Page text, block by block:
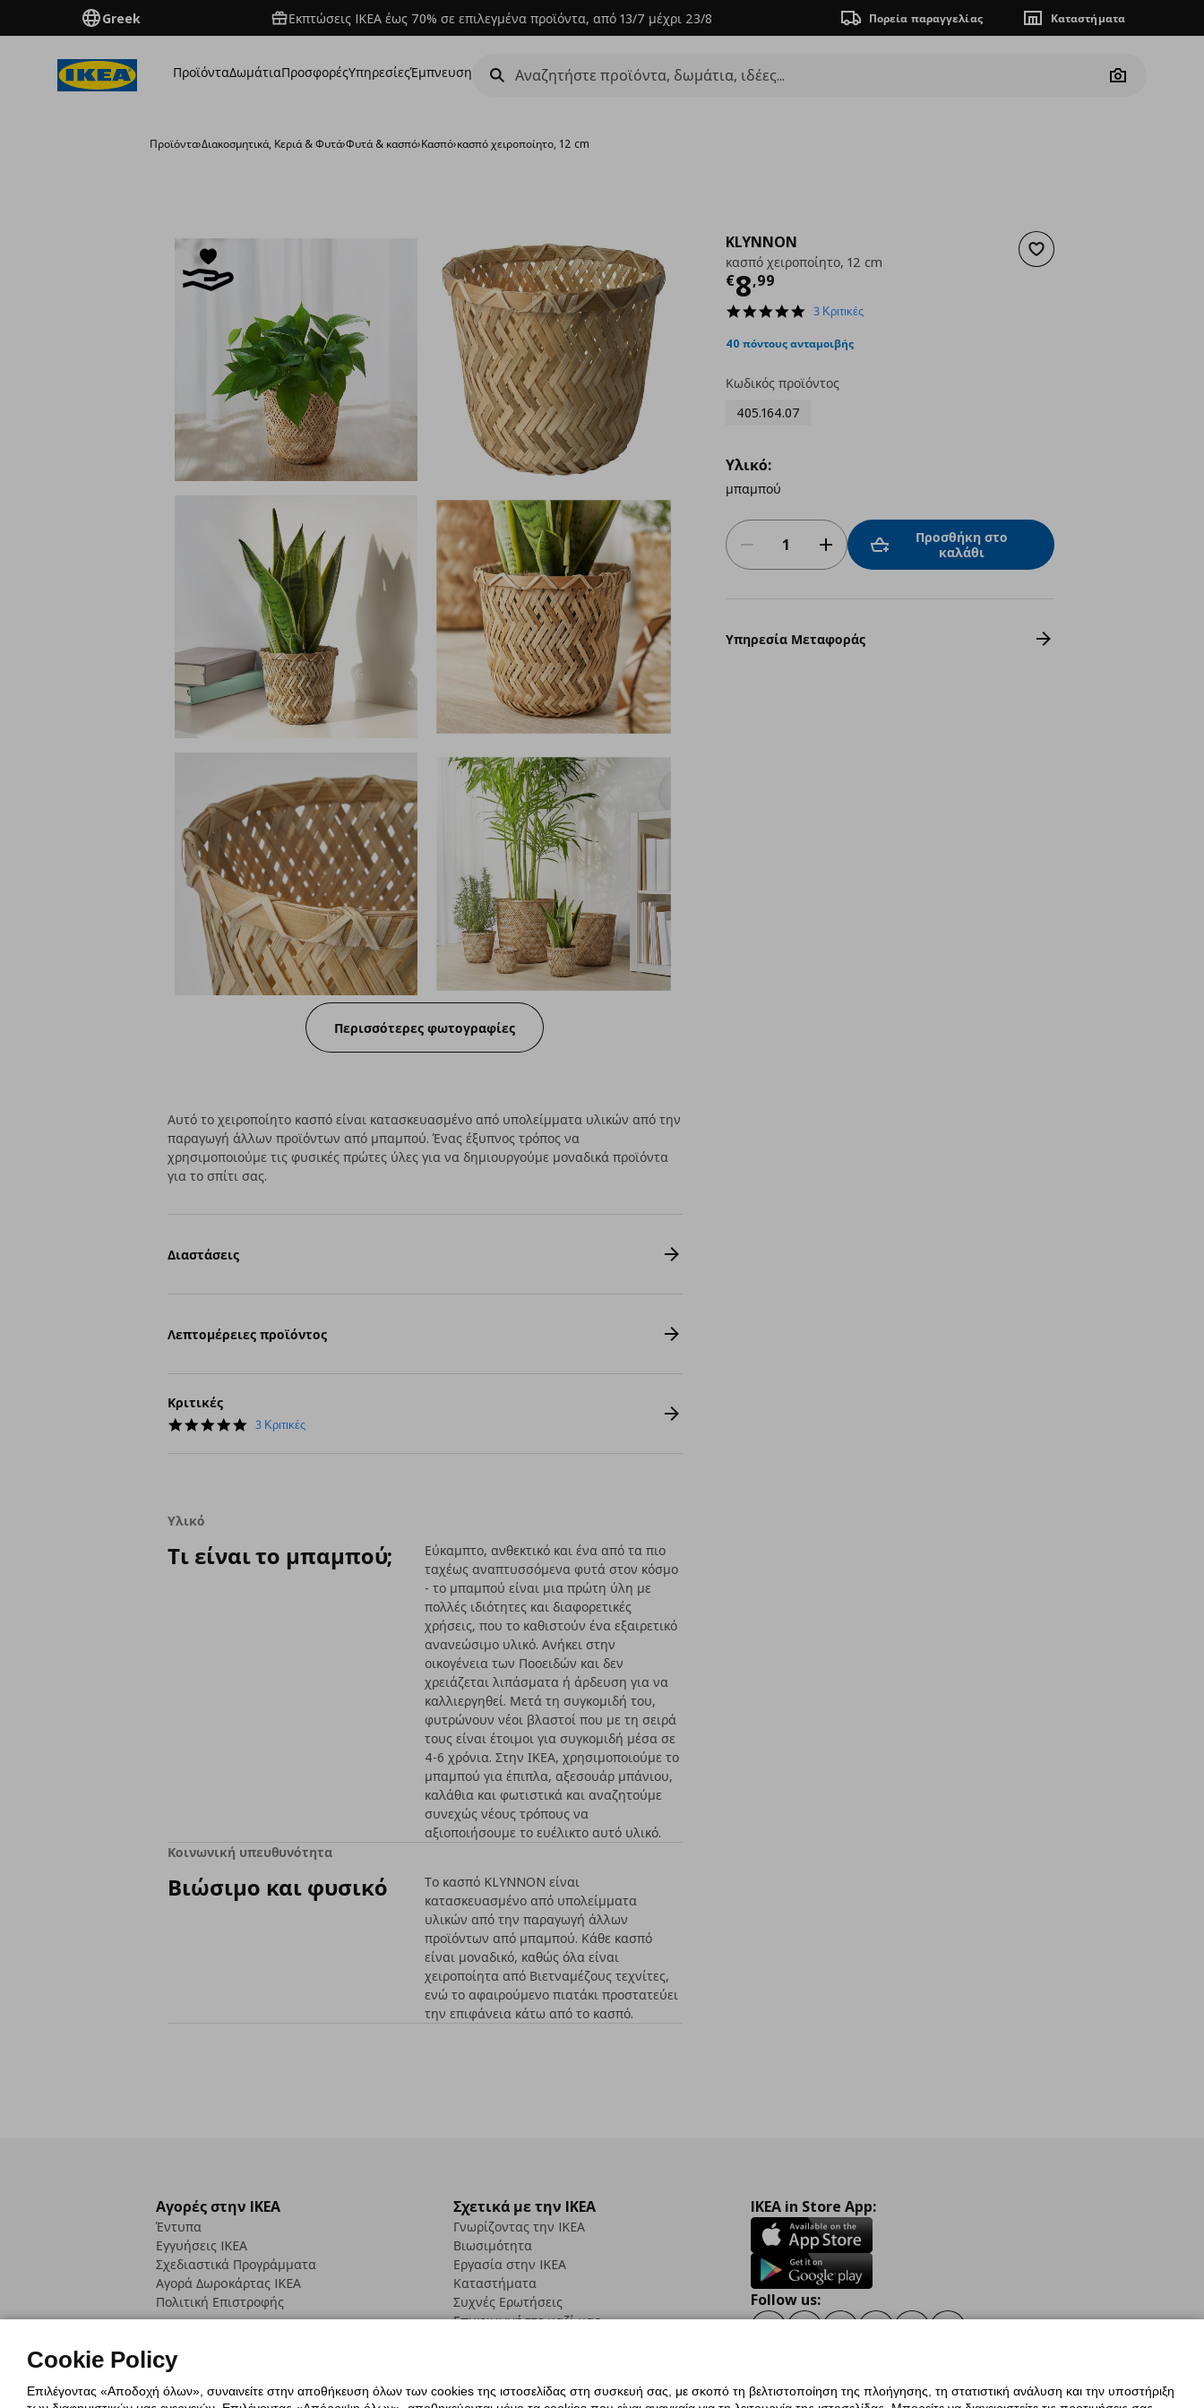
Greek Εκπτώσεις IKEA έως 70% σε επιλεγμένα προϊόντα, από 13/7 μέχρι 23/8 Πορεία παραγγελίας Καταστήματα
ΠροϊόνταΔωμάτιαΠροσφορέςΥπηρεσίεςΈμπνευση
Camera
Προϊόντα›Διακοσμητικά, Κεριά & Φυτά›Φυτά & κασπό›Κασπό›κασπό χειροποίητο, 12 cm
Περισσότερες φωτογραφίες
Προσθήκη στα αγαπημένα
KLYNNON
κασπό χειροποίητο, 12 cm
€8,99
Τρέχουσα τιμή
5.0
rating
3 Κριτικές
40 πόντους ανταμοιβής
Κωδικός προϊόντος
405.164.07
Υλικό:
μπαμπού
Προσθήκη στο
καλάθι
Υπηρεσία Μεταφοράς
Αυτό το χειροποίητο κασπό είναι κατασκευασμένο από υπολείμματα υλικών από την
παραγωγή άλλων προϊόντων από μπαμπού. Ένας έξυπνος τρόπος να
χρησιμοποιούμε τις φυσικές πρώτες ύλες για να δημιουργούμε μοναδικά προϊόντα
για το σπίτι σας.
Διαστάσεις
Λεπτομέρειες προϊόντος
Κριτικές
5.0
3 Κριτικές
Υλικό
Τι είναι το μπαμπού;
Εύκαμπτο, ανθεκτικό και ένα από τα πιο
ταχέως αναπτυσσόμενα φυτά στον κόσμο
- το μπαμπού είναι μια πρώτη ύλη με
πολλές ιδιότητες και διαφορετικές
χρήσεις, που το καθιστούν ένα εξαιρετικό
ανανεώσιμο υλικό. Ανήκει στην
οικογένεια των Ποοειδών και δεν
χρειάζεται λιπάσματα ή άρδευση για να
καλλιεργηθεί. Μετά τη συγκομιδή του,
φυτρώνουν νέοι βλαστοί που με τη σειρά
τους είναι έτοιμοι για συγκομιδή μέσα σε
4-6 χρόνια. Στην ΙΚΕΑ, χρησιμοποιούμε το
μπαμπού για έπιπλα, αξεσουάρ μπάνιου,
καλάθια και φωτιστικά και αναζητούμε
συνεχώς νέους τρόπους να
αξιοποιήσουμε το ευέλικτο αυτό υλικό.
Κοινωνική υπευθυνότητα
Βιώσιμο και φυσικό
Το κασπό KLYNNON είναι
κατασκευασμένο από υπολείμματα
υλικών από την παραγωγή άλλων
προϊόντων από μπαμπού. Κάθε κασπό
είναι μοναδικό, καθώς όλα είναι
χειροποίητα από Βιετναμέζους τεχνίτες,
ενώ το αφαιρούμενο πιατάκι προστατεύει
την επιφάνεια κάτω από το κασπό.
Αγορές στην IKEA
Έντυπα
Εγγυήσεις IKEA
Σχεδιαστικά Προγράμματα
Αγορά Δωρoκάρτας IKEA
Πολιτική Επιστροφής
Σχετικά με την IKEA
Γνωρίζοντας την IKEA
Βιωσιμότητα
Εργασία στην IKEA
Καταστήματα
Συχνές Ερωτήσεις
Επικοινωνήστε μαζί μας
IKEA in Store App:
Follow us:
Cookie Policy
Επιλέγοντας «Αποδοχή όλων», συναινείτε στην αποθήκευση όλων των cookies της ιστοσελίδας στη συσκευή σας, με σκοπό τη βελτιστοποίηση της πλοήγησης, τη στατιστική ανάλυση και την υποστήριξη